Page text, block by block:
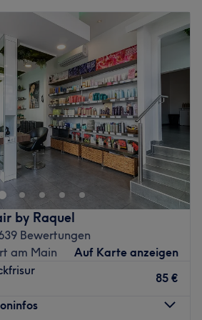
10:00
18:00
– 18:00
10:00–18:00
10:00–18:00
10:00–18:00
Geschlossen
Können arbeitet im Salon Almas
von Frankfurt am Main ein
dir neue Haarschnitte und
Stylings verleiht. In diesem
stehen deine individuellen
damit du eine entspannte
kannst. Neben den
werden auch
Behandlungen wie Permanent
mit höchster Präzision
Angebot findet sich
by Raquel
Bewertungen
am Main
Auf Karte anzeigen
85 €